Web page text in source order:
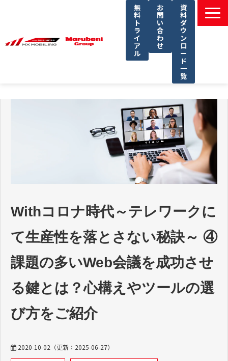
無
料
ト
ラ
イ
ア
ル
お
問
い
合
わ
せ
資
料
ダ
ウ
ン
ロ
ー
ド
一
覧
課題別ソリューション一覧
サービス一覧
導入事例
セミナー
よくあるご質問
Withコロナ時代～テレワークに
て生産性を落とさない秘訣～ ④
課題の多いWeb会議を成功させ
る鍵とは？心構えやツールの選
び方をご紹介
2020-10-02 （更新： 2025-06-27）